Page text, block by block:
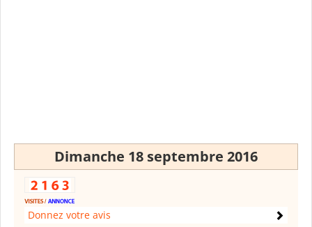
Dimanche 18 septembre 2016
Donnez votre avis